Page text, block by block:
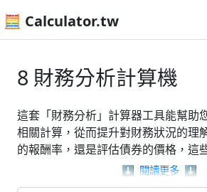
🧮 Calculator.tw
8 財務分析計算機
這套「財務分析」計算器工具能幫助
相關計算，從而提升對財務狀況的理
的報酬率，還是評估債券的價格，這
工作流程。您可以使用例如「收益率
計算器」，這些功能強大的計算器將
⬇️ 閱讀更多 ⬇️